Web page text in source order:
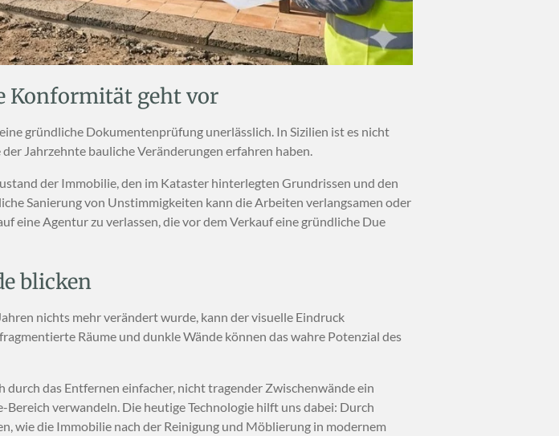
Konformität geht vor
gründliche Dokumentenprüfung unerlässlich. In Sizilien ist es nicht
Jahrzehnte bauliche Veränderungen erfahren haben.
der Immobilie, den im Kataster hinterlegten Grundrissen und den
Sanierung von Unstimmigkeiten kann die Arbeiten verlangsamen oder
eine Agentur zu verlassen, die vor dem Verkauf eine gründliche Due
blicken
nichts mehr verändert wurde, kann der visuelle Eindruck
Räume und dunkle Wände können das wahre Potenzial des
das Entfernen einfacher, nicht tragender Zwischenwände ein
verwandeln. Die heutige Technologie hilft uns dabei: Durch
wie die Immobilie nach der Reinigung und Möblierung in modernem